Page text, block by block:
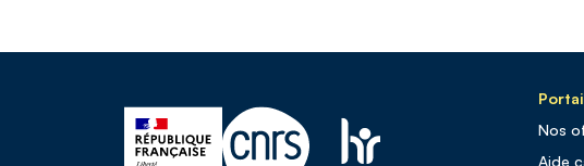
Nos
Aide